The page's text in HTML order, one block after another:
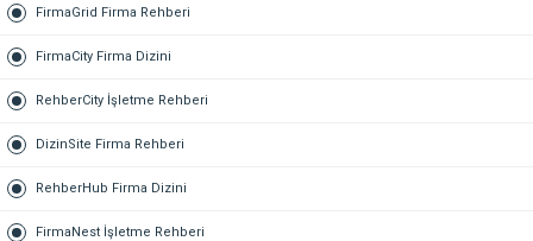
FirmaGrid Firma Rehberi
FirmaCity Firma Dizini
RehberCity İşletme Rehberi
DizinSite Firma Rehberi
RehberHub Firma Dizini
FirmaNest İşletme Rehberi